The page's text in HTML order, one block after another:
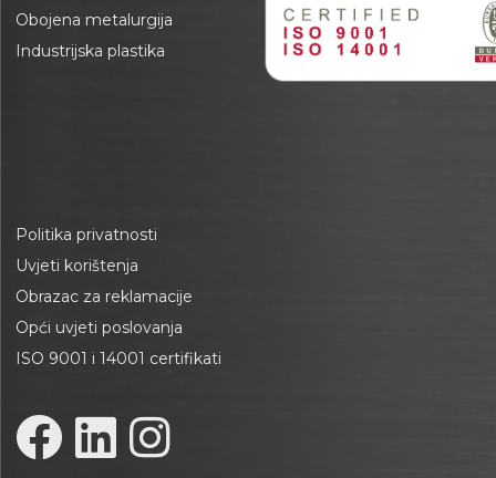
Obojena metalurgija
Industrijska plastika
Politika privatnosti
Uvjeti korištenja
Obrazac za reklamacije
Opći uvjeti poslovanja
ISO 9001 i 14001 certifikati